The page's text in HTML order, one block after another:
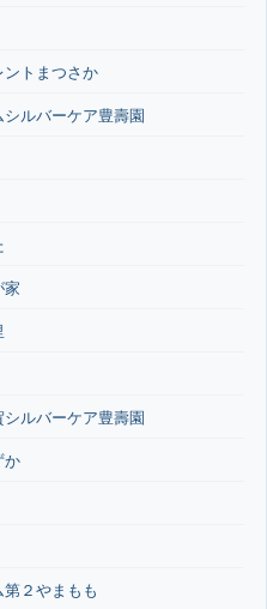
トまつさか
ルバーケア豊壽園
ルバーケア豊壽園
か
２やまもも